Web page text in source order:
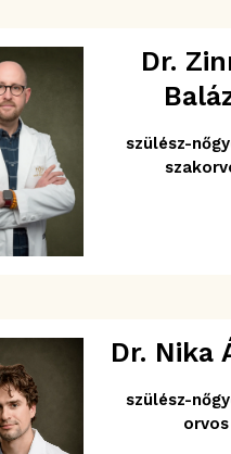
Dr.
szülész-
Dr. Nika
szülész-
orvos